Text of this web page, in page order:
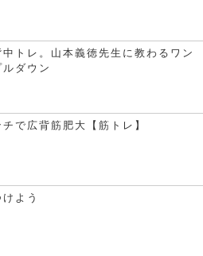
トレ。山本義徳先生に教わるワン
ダウン
で広背筋肥大【筋トレ】
よう